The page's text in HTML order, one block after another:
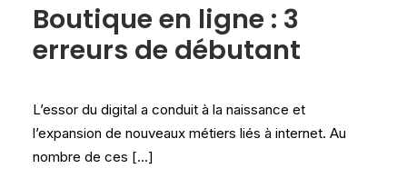
Boutique en ligne : 3
erreurs de débutant
L’essor du digital a conduit à la naissance et
l’expansion de nouveaux métiers liés à internet. Au
nombre de ces […]